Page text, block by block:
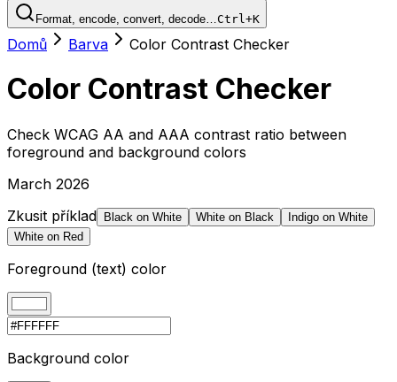
Format, encode, convert, decode…Ctrl+K
Domů Barva Color Contrast Checker
Color Contrast Checker
Check WCAG AA and AAA contrast ratio between
foreground and background colors
March 2026
Zkusit příklad
Black on White White on Black
Indigo on White
White on Red
Foreground (text) color
Background color